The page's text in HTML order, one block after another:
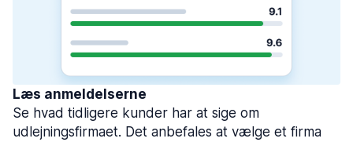
Læs anmeldelserne
Se hvad tidligere kunder har at sige om
udlejningsfirmaet. Det anbefales at vælge et firma